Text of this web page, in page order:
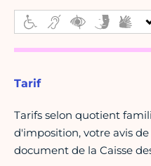
Tarif
Tarifs selon quotient
d'imposition, votre avis
document de la Caisse